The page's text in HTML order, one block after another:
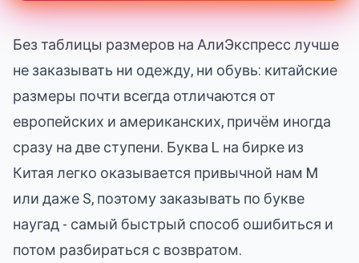
Без таблицы размеров на АлиЭкспресс лучше
не заказывать ни одежду, ни обувь: китайские
размеры почти всегда отличаются от
европейских и американских, причём иногда
сразу на две ступени. Буква L на бирке из
Китая легко оказывается привычной нам M
или даже S, поэтому заказывать по букве
наугад - самый быстрый способ ошибиться и
потом разбираться с возвратом.